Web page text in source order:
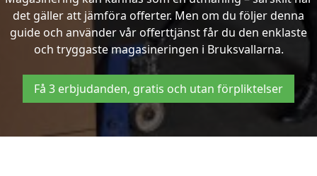
det gäller att jämföra offerter. Men om du följer denna
guide och använder vår offerttjänst får du den enklaste
och tryggaste magasineringen i Bruksvallarna.
Få 3 erbjudanden, gratis och utan förpliktelser